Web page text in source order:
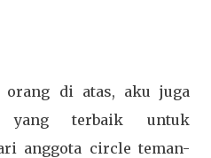
di atas, aku juga
yang terbaik untuk
anggota circle teman-